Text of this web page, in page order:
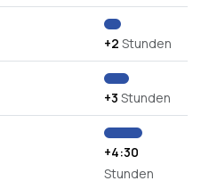
+2 Stunden
+3 Stunden
+4:30
Stunden